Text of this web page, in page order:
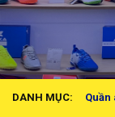
DANH MỤC: Quần